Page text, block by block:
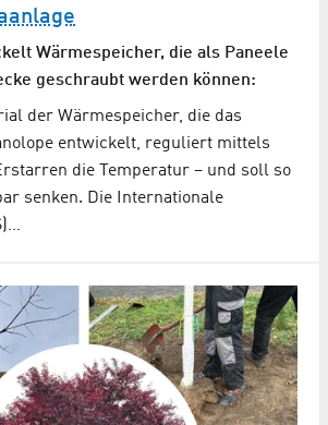
Wärmespeicher, die als Paneele
geschraubt werden können:
der Wärmespeicher, die das
entwickelt, reguliert mittels
die Temperatur – und soll so
senken. Die Internationale